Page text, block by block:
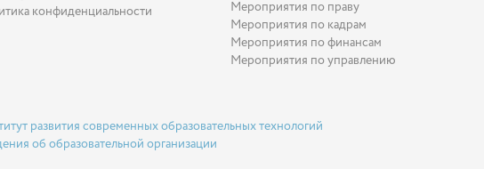
конфиденциальности
Мероприятия по праву
Мероприятия по кадрам
Мероприятия по финансам
Мероприятия по управлению
развития современных образовательных технологий
об образовательной организации